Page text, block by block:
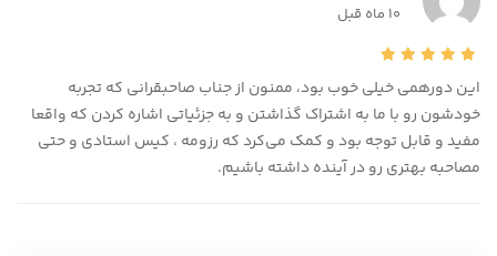
10 ماه قبل
این دورهمی خیلی خوب بود، ممنون از جناب صاحبقرانی که تجربه
خودشون رو با ما به اشتراک گذاشتن و به جزئیاتی اشاره کردن که واقعا
مفید و قابل توجه بود و کمک می‌کرد که رزومه ، کیس استادی و حتی
مصاحبه بهتری رو در آینده داشته باشیم.